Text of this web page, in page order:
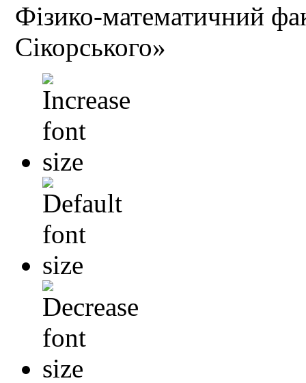
Фізико-математичний
Сікорського»